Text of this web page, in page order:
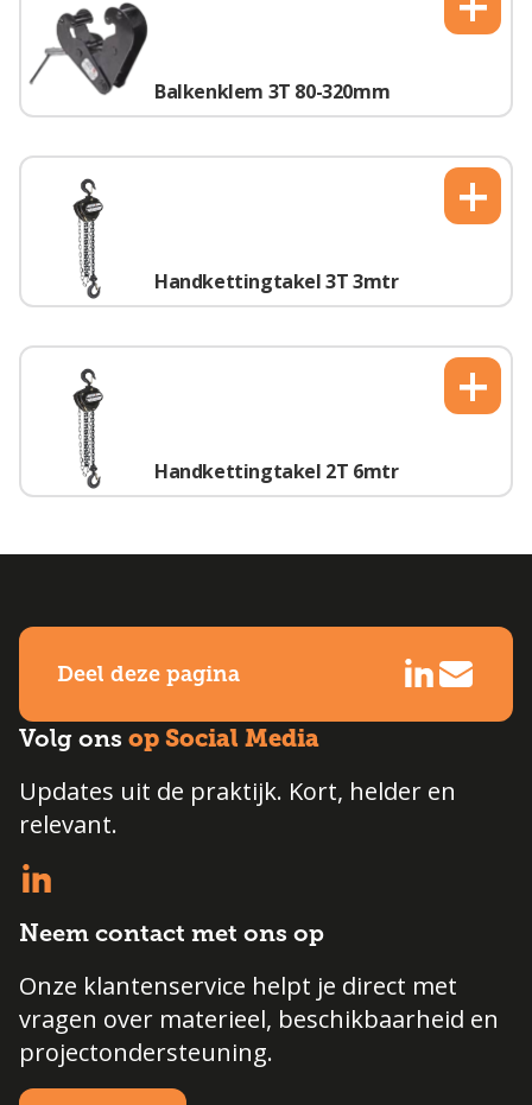
Balkenklem 3T 80-320mm
Handkettingtakel 3T 3mtr
+
Handkettingtakel 2T 6mtr
+
Deel deze pagina
Volg ons op Social Media
Updates uit de praktijk. Kort, helder en
relevant.
Neem contact met ons op
Onze klantenservice helpt je direct met
vragen over materieel, beschikbaarheid en
projectondersteuning.